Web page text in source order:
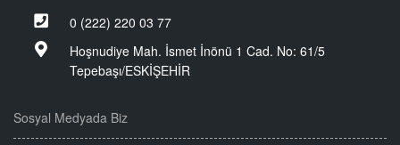
0 (222) 220 03 77
Hoşnudiye Mah. İsmet İnönü 1 Cad. No: 61/5
Tepebaşı/ESKİŞEHİR
Sosyal Medyada Biz